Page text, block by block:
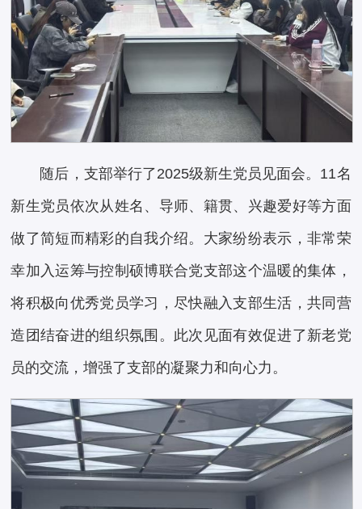
随后，支部举行了2025级新生党员见面会。11名
新生党员依次从姓名、导师、籍贯、兴趣爱好等方面
做了简短而精彩的自我介绍。大家纷纷表示，非常荣
幸加入运筹与控制硕博联合党支部这个温暖的集体，
将积极向优秀党员学习，尽快融入支部生活，共同营
造团结奋进的组织氛围。此次见面有效促进了新老党
员的交流，增强了支部的凝聚力和向心力。